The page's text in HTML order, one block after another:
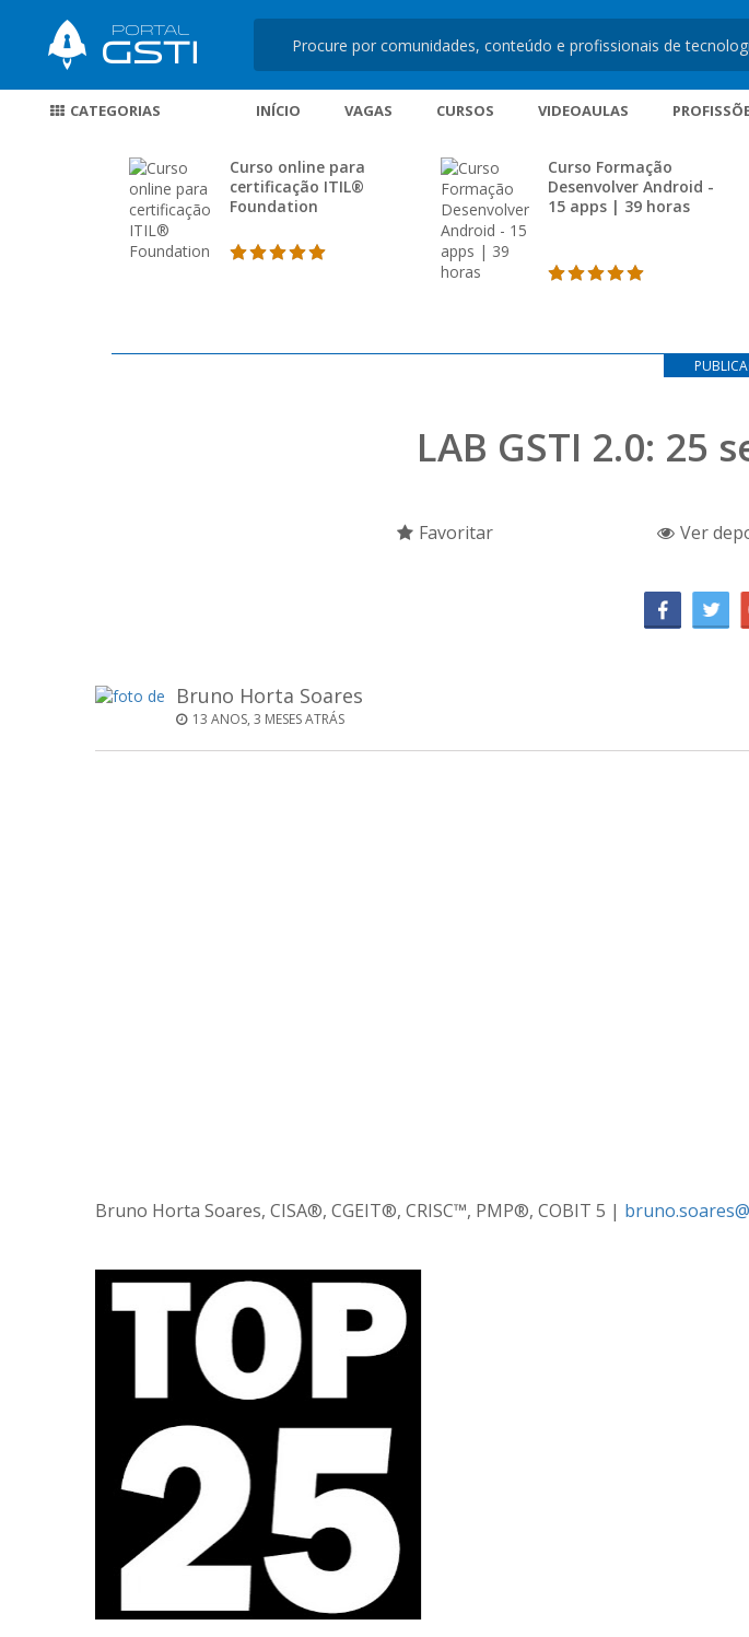
CATEGORIAS INÍCIO VAGAS CURSOS VIDEOAULAS
Curso online para
certificação ITIL®
Foundation
Curso Formação
Desenvolver Android -
15 apps | 39 horas
LAB GSTI 2.0: 25
Favoritar Ver
Bruno Horta Soares
13 ANOS, 3 MESES ATRÁS
Bruno Horta Soares, CISA®, CGEIT®, CRISC™, PMP®, COBIT 5 |